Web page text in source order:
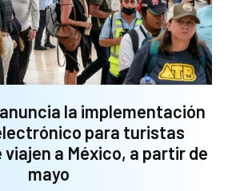
la implementación
para turistas
a México, a partir de
mayo